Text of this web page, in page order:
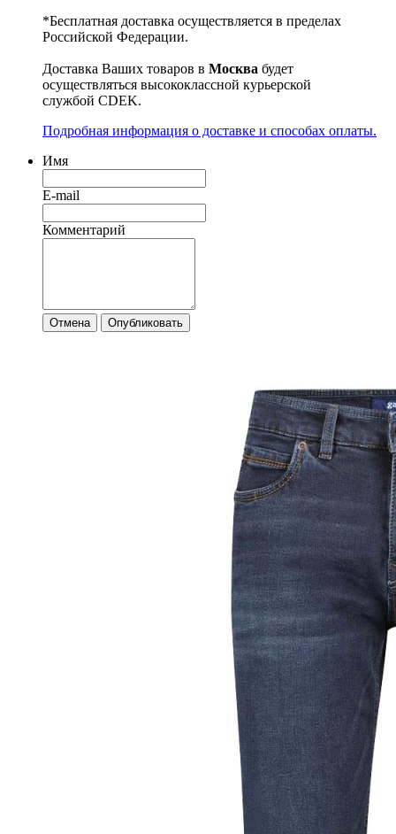
*Бесплатная доставка осуществляется в пределах
Российской Федерации.
Доставка Ваших товаров в Москва будет
осуществляться высококлассной курьерской
службой CDEK.
Подробная информация о доставке и способах оплаты.
Имя
E-mail
Комментарий
Отмена Опубликовать